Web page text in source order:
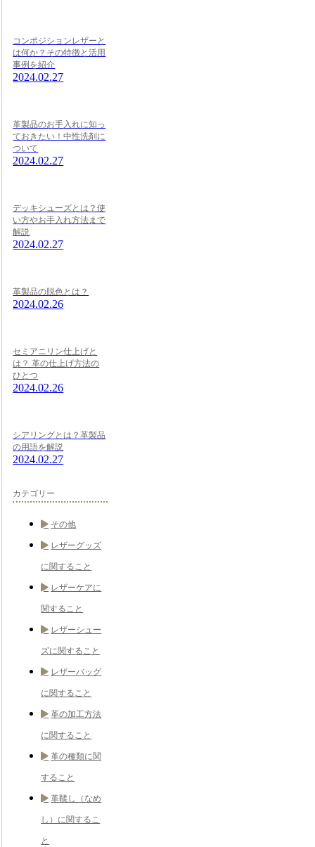
コンポジションレザーと
は何か？その特徴と活用
事例を紹介
2024.02.27
革製品のお手入れに知っ
ておきたい！中性洗剤に
ついて
2024.02.27
デッキシューズとは？使
い方やお手入れ方法まで
解説
2024.02.27
革製品の脱色とは？
2024.02.26
セミアニリン仕上げと
は？ 革の仕上げ方法の
ひとつ
2024.02.26
シアリングとは？革製品
の用語を解説
2024.02.27
カテゴリー
その他
レザーグッズ
に関すること
レザーケアに
関すること
レザーシュー
ズに関すること
レザーバッグ
に関すること
革の加工方法
に関すること
革の種類に関
すること
革鞣し（なめ
し）に関するこ
と